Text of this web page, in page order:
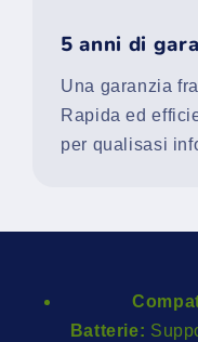
5 anni di
Una garanzia
Rapida ed
per qualisasi
Batterie: